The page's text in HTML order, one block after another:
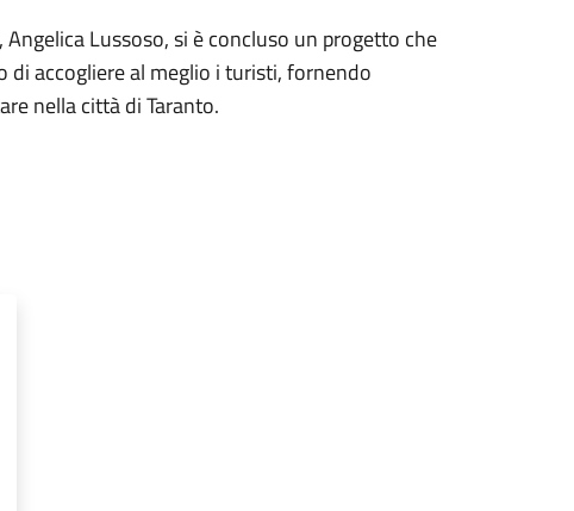
Angelica Lussoso, si è concluso un progetto che
accogliere al meglio i turisti, fornendo
nella città di Taranto.